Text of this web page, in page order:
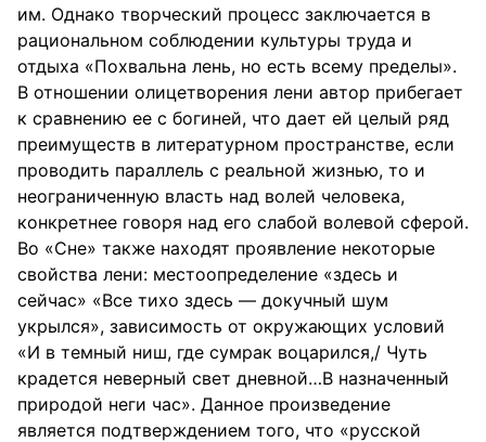
им. Однако творческий процесс заключается в
рациональном соблюдении культуры труда и
отдыха «Похвальна лень, но есть всему пределы».
В отношении олицетворения лени автор прибегает
к сравнению ее с богиней, что дает ей целый ряд
преимуществ в литературном пространстве, если
проводить параллель с реальной жизнью, то и
неограниченную власть над волей человека,
конкретнее говоря над его слабой волевой сферой.
Во «Сне» также находят проявление некоторые
свойства лени: местоопределение «здесь и
сейчас» «Все тихо здесь — докучный шум
укрылся», зависимость от окружающих условий
«И в темный ниш, где сумрак воцарился,/ Чуть
крадется неверный свет дневной…В назначенный
природой неги час». Данное произведение
является подтверждением того, что «русской